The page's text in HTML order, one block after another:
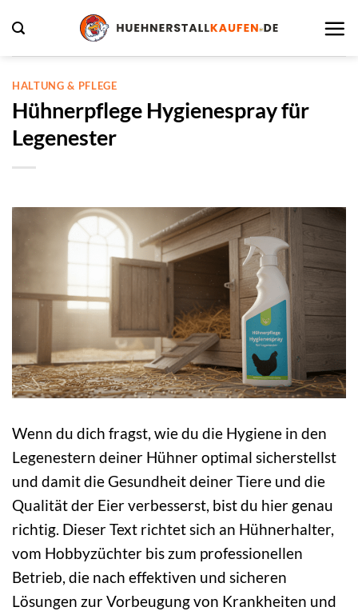
Inhalt
springen
HALTUNG & PFLEGE
Hühnerpflege Hygienespray für
Legenester
Wenn du dich fragst, wie du die Hygiene in den
Legenestern deiner Hühner optimal sicherstellst
und damit die Gesundheit deiner Tiere und die
Qualität der Eier verbesserst, bist du hier genau
richtig. Dieser Text richtet sich an Hühnerhalter,
vom Hobbyzüchter bis zum professionellen
Betrieb, die nach effektiven und sicheren
Lösungen zur Vorbeugung von Krankheiten und